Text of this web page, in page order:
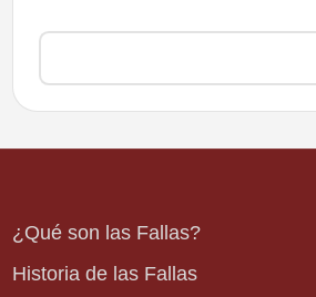
¿Qué son las Fallas?
Historia de las Fallas